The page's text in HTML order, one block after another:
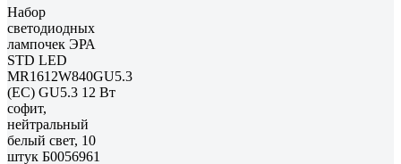
Набор
светодиодных
лампочек ЭРА
STD LED
MR1612W840GU5.3
(EC) GU5.3 12 Вт
софит,
нейтральный
белый свет, 10
штук Б0056961